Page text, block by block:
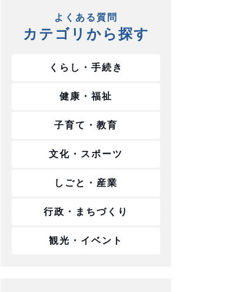
よくある質問
カテゴリから探す
くらし・手続き
健康・福祉
子育て・教育
文化・スポーツ
しごと・産業
行政・まちづくり
観光・イベント